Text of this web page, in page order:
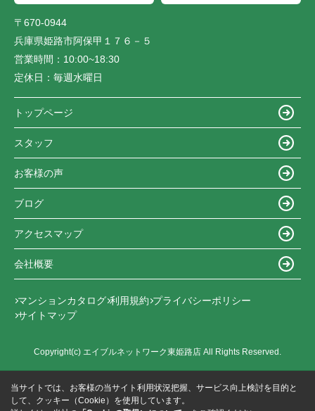
〒670-0944
兵庫県姫路市阿保甲１７６－５
営業時間： 10:00~18:30
定休日： 毎週水曜日
トップページ
スタッフ
お客様の声
ブログ
アクセスマップ
会社概要
マンションカタログ 利用規約 プライバシーポリシー
サイトマップ
Copyright(c) エイブルネットワーク東姫路店 All Rights Reserved.
当サイトでは、お客様の当サイト利用状況把握、サービス向上検討を目的と
して、クッキー（Cookie）を使用しています。